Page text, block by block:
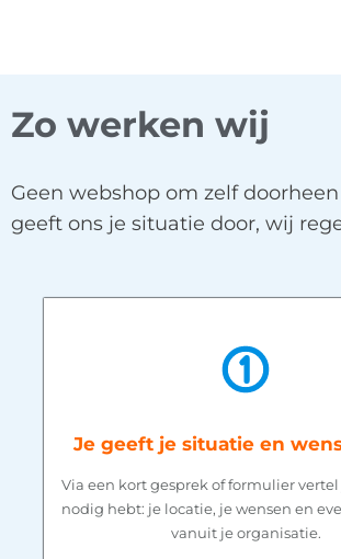
Zo werken wij
Geen webshop om zelf
geeft ons je situatie door, wij
Je geeft je situatie en
Via een kort gesprek of formulier
nodig hebt: je locatie, je wensen en
vanuit je organisatie.